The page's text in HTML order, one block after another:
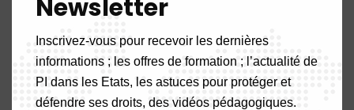
août 2026
Newsletter
Inscrivez-vous pour recevoir les dernières
informations ; les offres de formation ; l’actualité de
PI dans les Etats, les astuces pour protéger et
défendre ses droits, des vidéos pédagogiques.